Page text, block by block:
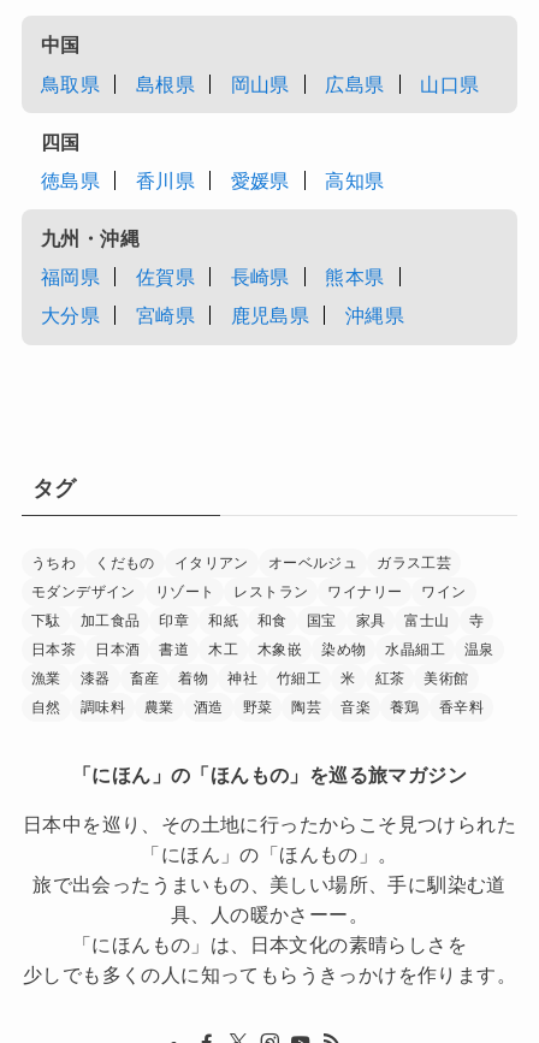
中国
鳥取県
島根県 岡山県 広島県 山口県
四国
徳島県
香川県 愛媛県 高知県
九州・沖縄
福岡県
佐賀県 長崎県
熊本県
大分県
宮崎県 鹿児島県 沖縄県
タグ
うちわ くだもの イタリアン オーベルジュ
ガラス工芸
モダンデザイン
リゾート レストラン ワイナリー
ワイン
下駄
加工食品 印章 和紙 和食 国宝 家具 富士山
寺
日本茶
日本酒 書道 木工 木象嵌 染め物 水晶細工
温泉
漁業
漆器 畜産 着物 神社 竹細工 米 紅茶
美術館
自然
調味料 農業 酒造 野菜 陶芸 音楽 養鶏 香辛料
「にほん」の「ほんもの」を巡る旅マガジン
日本中を巡り、その土地に行ったからこそ見つけられた
「にほん」の「ほんもの」。
旅で出会ったうまいもの、美しい場所、手に馴染む道
具、人の暖かさーー。
「にほんもの」は、日本文化の素晴らしさを
少しでも多くの人に知ってもらうきっかけを作ります。